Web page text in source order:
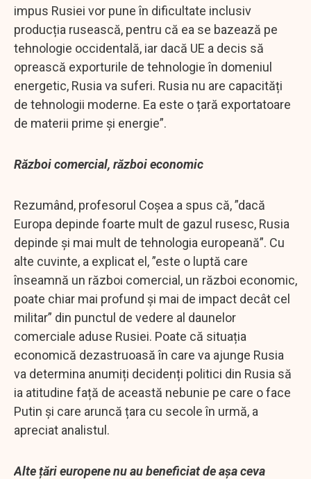
impus Rusiei vor pune în dificultate inclusiv
producția rusească, pentru că ea se bazează pe
tehnologie occidentală, iar dacă UE a decis să
oprească exporturile de tehnologie în domeniul
energetic, Rusia va suferi. Rusia nu are capacități
de tehnologii moderne. Ea este o țară exportatoare
de materii prime și energie”.
Război comercial, război economic
Rezumând, profesorul Coșea a spus că, ”dacă
Europa depinde foarte mult de gazul rusesc, Rusia
depinde și mai mult de tehnologia europeană”. Cu
alte cuvinte, a explicat el, ”este o luptă care
înseamnă un război comercial, un război economic,
poate chiar mai profund și mai de impact decât cel
militar” din punctul de vedere al daunelor
comerciale aduse Rusiei. Poate că situația
economică dezastruoasă în care va ajunge Rusia
va determina anumiți decidenți politici din Rusia să
ia atitudine față de această nebunie pe care o face
Putin și care aruncă țara cu secole în urmă, a
apreciat analistul.
Alte țări europene nu au beneficiat de așa ceva